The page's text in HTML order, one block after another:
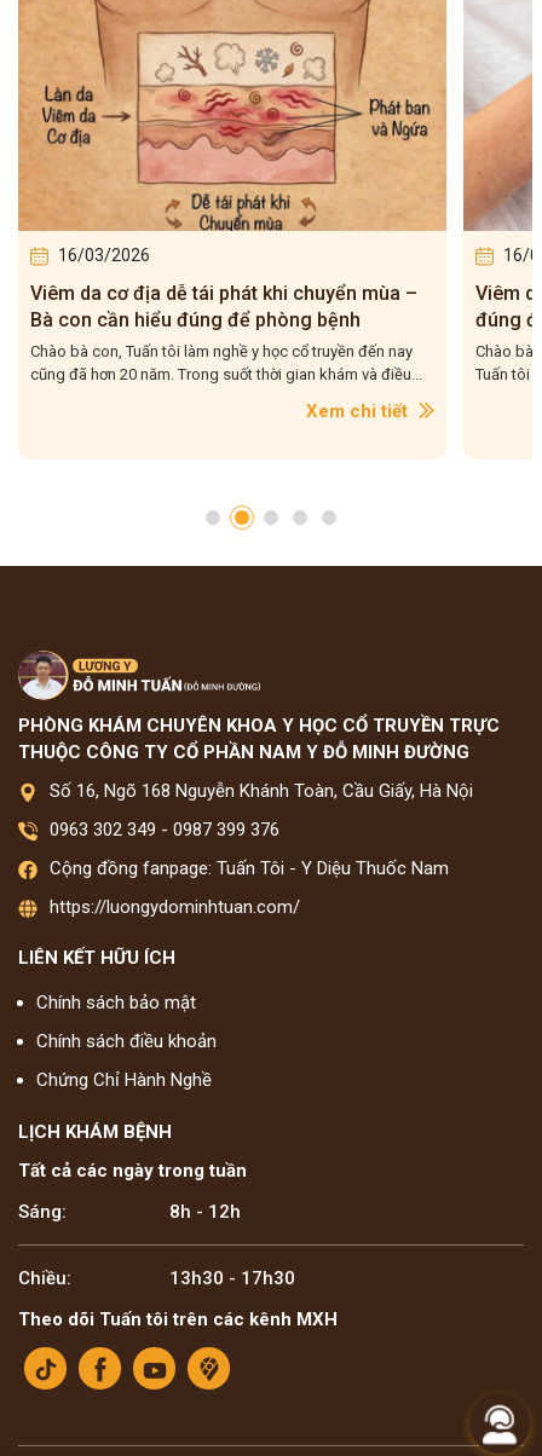
16/03/2026
Viêm da cơ địa dễ tái phát khi chuyển mùa –
Bà con cần hiểu đúng để phòng bệnh
Chào bà con, Tuấn tôi làm nghề y học cổ truyền đến nay
cũng đã hơn 20 năm. Trong suốt thời gian khám và điều...
Xem chi tiết
16/
Viêm
đúng
Chào bà
Tuấn tôi
PHÒNG KHÁM CHUYÊN KHOA Y HỌC CỔ TRUYỀN TRỰC
THUỘC CÔNG TY CỔ PHẦN NAM Y ĐỖ MINH ĐƯỜNG
Số 16, Ngõ 168 Nguyễn Khánh Toàn, Cầu Giấy, Hà Nội
0963 302 349 - 0987 399 376
Cộng đồng fanpage: Tuấn Tôi - Y Diệu Thuốc Nam
https://luongydominhtuan.com/
LIÊN KẾT HỮU ÍCH
Chính sách bảo mật
Chính sách điều khoản
Chứng Chỉ Hành Nghề
LỊCH KHÁM BỆNH
Tất cả các ngày trong tuần
Sáng:
8h - 12h
Chiều:
13h30 - 17h30
Theo dõi Tuấn tôi trên các kênh MXH